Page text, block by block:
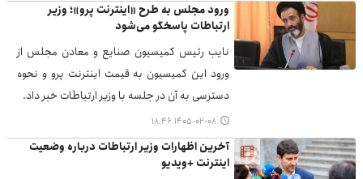
ورود مجلس به طرح «اینترنت پرو»؛ وزیر
ارتباطات پاسخگو می‌شود
نایب رئیس کمیسیون صنایع و معادن مجلس از
ورود این کمیسیون به قیمت اینترنت پرو و نحوه
دسترسی به آن در جلسه با وزیر ارتباطات خبر داد.
۱۴۰۵-۰۲-۰۸ ۱۸:۴۶
آخرین اظهارات وزیر ارتباطات درباره وضعیت
اینترنت +ویدیو